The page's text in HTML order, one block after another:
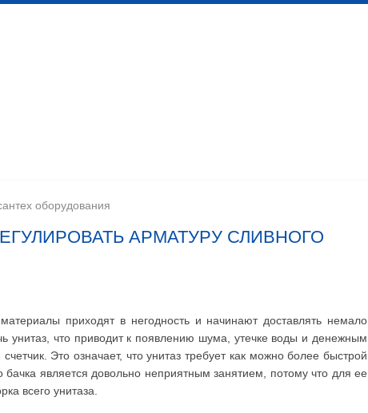
оборудования
АРМАТУРУ СЛИВНОГО
приходят в негодность и начинают доставлять немало
унитаз, что приводит к появлению шума, утечке воды и денежным
Это означает, что унитаз требует как можно более быстрой
является довольно неприятным занятием, потому что для ее
всего унитаза.